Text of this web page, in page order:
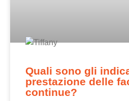
Quali sono gli
prestazione delle
continue?